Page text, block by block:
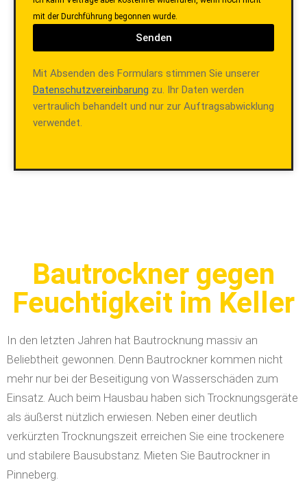
mit der Durchführung begonnen wurde.
Senden
Mit Absenden des Formulars stimmen Sie unserer
Datenschutzvereinbarung zu. Ihr Daten werden
vertraulich behandelt und nur zur Auftragsabwicklung
verwendet.
Bautrockner gegen
Feuchtigkeit im Keller
In den letzten Jahren hat Bautrocknung massiv an
Beliebtheit gewonnen. Denn Bautrockner kommen nicht
mehr nur bei der Beseitigung von Wasserschäden zum
Einsatz. Auch beim Hausbau haben sich Trocknungsgeräte
als äußerst nützlich erwiesen. Neben einer deutlich
verkürzten Trocknungszeit erreichen Sie eine trockenere
und stabilere Bausubstanz. Mieten Sie Bautrockner in
Pinneberg.